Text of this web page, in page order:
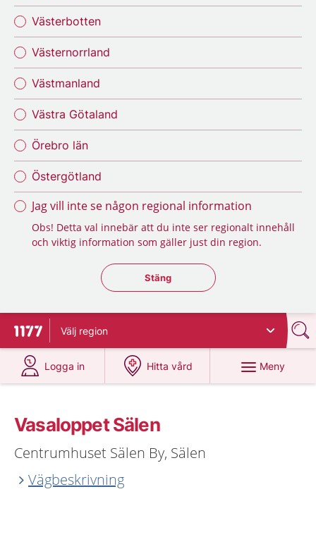
Västerbotten
Västernorrland
Västmanland
Västra Götaland
Örebro län
Östergötland
Jag vill inte se någon regional information
Obs! Detta val innebär att du inte ser regionalt innehåll
och viktig information som gäller just din region.
Stäng regionsväljaren
Stäng
Till startsidan för 1177
Välj region
Logga in
på 1177.se
Hitta vård
på 1177.se
Meny
Vasaloppet Sälen
Centrumhuset Sälen By, Sälen
Vägbeskrivning